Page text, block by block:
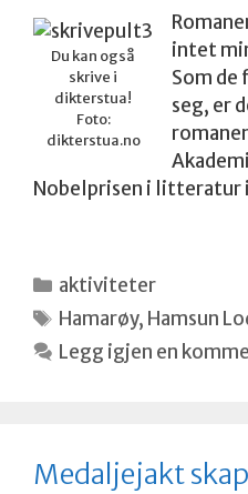
Du kan også
skrive i
dikterstua!
Foto:
dikterstua.no
intet
Som de
seg, er
Nobelprisen i litteratur
Kategorier
aktiviteter
Stikkord
Hamarøy, Hamsun
Legg igjen en
Medaljejakt